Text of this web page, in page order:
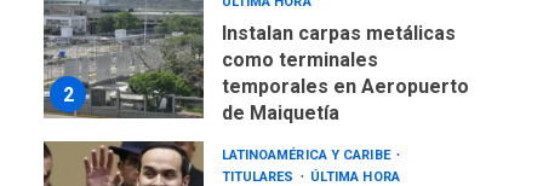
2
Instalan carpas metálicas
como terminales
temporales en Aeropuerto
de Maiquetía
LATINOAMÉRICA Y CARIBE
TITULARES
ÚLTIMA HORA